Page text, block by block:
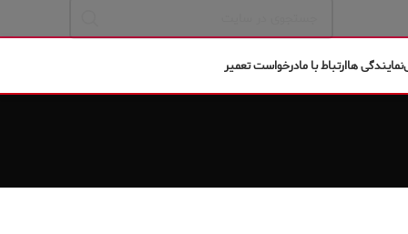
نمایندگی هاارتباط با مادرخواست تعمیر